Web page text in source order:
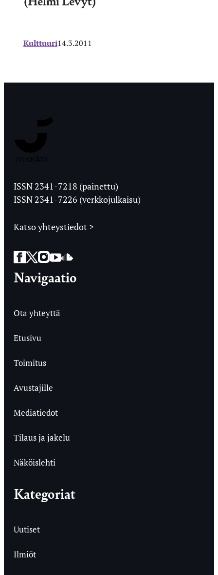
Kulttuuri14.3.2011
Ylioppilaslehti
ISSN 2341-7218 (painettu)
ISSN 2341-7226 (verkkojulkaisu)
Katso yhteystiedot >
Facebook
Twitter
Instagram
YouTube
SoundCloud
Navigaatio
Ota yhteyttä
Etusivu
Toimitus
Avustajille
Mediatiedot
Tilaus ja jakelu
Näköislehti
Kategoriat
Uutiset
Ilmiöt